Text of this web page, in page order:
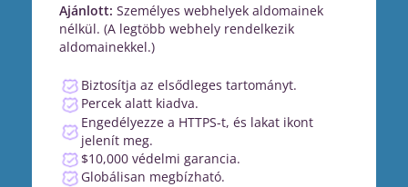
Ajánlott: Személyes webhelyek aldomainek
nélkül. (A legtöbb webhely rendelkezik
aldomainekkel.)
Biztosítja az elsődleges tartományt.
Percek alatt kiadva.
Engedélyezze a HTTPS-t, és lakat ikont
jelenít meg.
$10,000 védelmi garancia.
Globálisan megbízható.